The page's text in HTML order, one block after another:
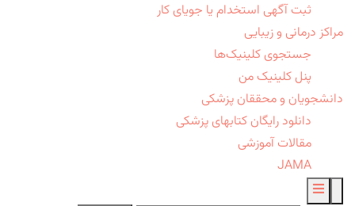
ثبت آگهی استخدام یا جویای کار
مراکز درمانی و زیبایی
جستجوی کلینیک‌ها
پنل کلینیک من
دانشجویان و محققان پزشکی
دانلود رایگان کتابهای پزشکی
مقالات آموزشی
JAMA